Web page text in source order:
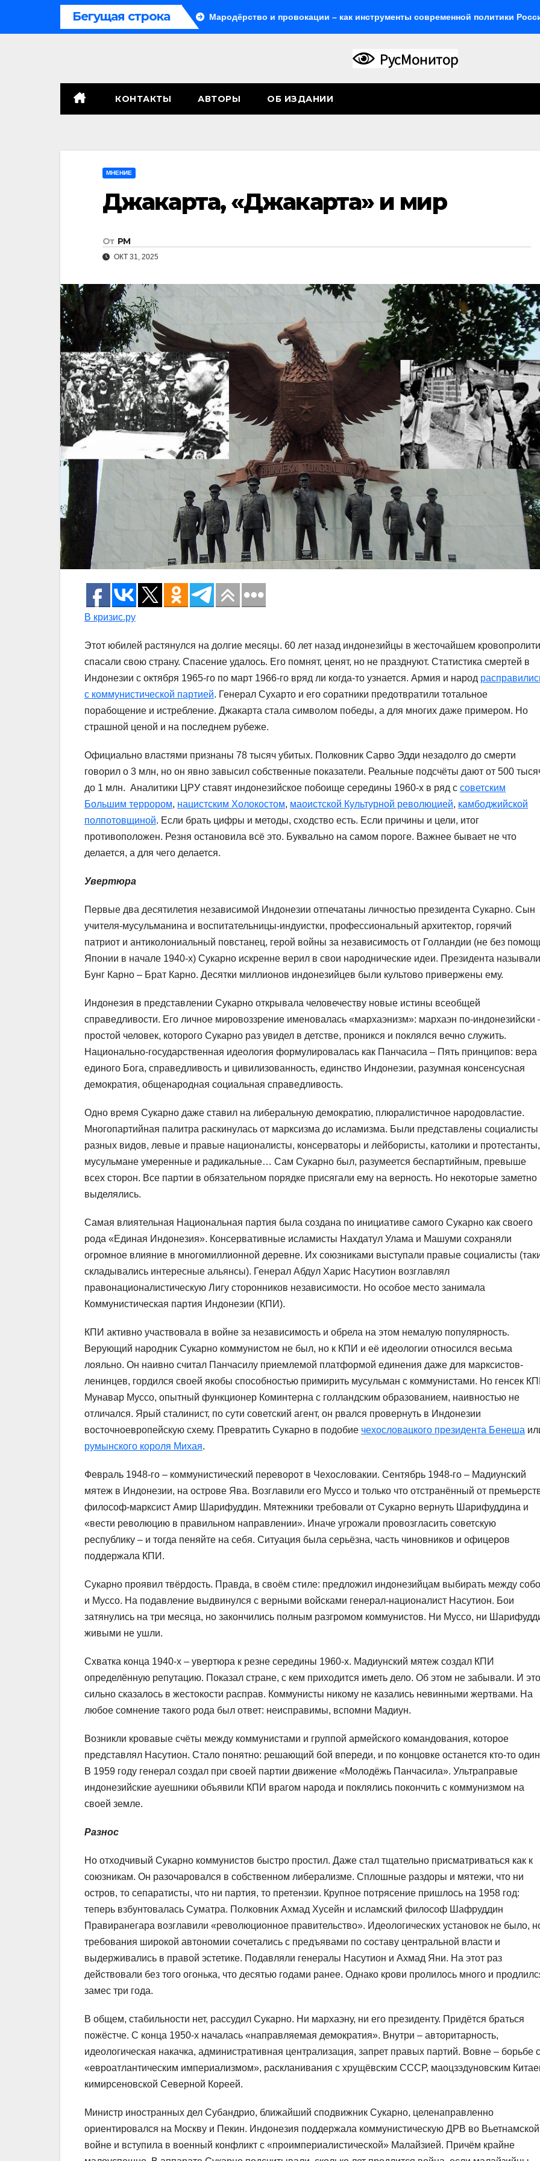
Бегущая строка
принимает по Грэму закон Мародёрство и провокации – как инструменты современной политики России
КОНТАКТЫ АВТОРЫ ОБ ИЗДАНИИ
МНЕНИЕ
Джакарта, «Джакарта» и мир
От РМ
ОКТ 31, 2025
В кризис.ру
Этот юбилей растянулся на долгие месяцы. 60 лет назад индонезийцы в жесточайшем
спасали свою страну. Спасение удалось. Его помнят, ценят, но не празднуют. Статистика смертей в
Индонезии с октября 1965-го по март 1966-го вряд ли когда-то узнается. Армия и народ
с коммунистической партией. Генерал Сухарто и его соратники предотвратили тотальное
порабощение и истребление. Джакарта стала символом победы, а для многих даже примером. Но
страшной ценой и на последнем рубеже.
Официально властями признаны 78 тысяч убитых. Полковник Сарво Эдди незадолго до смерти
говорил о 3 млн, но он явно завысил собственные показатели. Реальные подсчёты дают от 500
до 1 млн. Аналитики ЦРУ ставят индонезийское побоище середины 1960-х в ряд с советским
Большим террором, нацистским Холокостом, маоистской Культурной революцией, камбоджийской
полпотовщиной. Если брать цифры и методы, сходство есть. Если причины и цели, итог
противоположен. Резня остановила всё это. Буквально на самом пороге. Важнее бывает не что
делается, а для чего делается.
Увертюра
Первые два десятилетия независимой Индонезии отпечатаны личностью президента Сукарно. Сын
учителя-мусульманина и воспитательницы-индуистки, профессиональный архитектор, горячий
патриот и антиколониальный повстанец, герой войны за независимость от Голландии (не без
Японии в начале 1940-х) Сукарно искренне верил в свои народнические идеи. Президента называли
Бунг Карно – Брат Карно. Десятки миллионов индонезийцев были культово привержены ему.
Индонезия в представлении Сукарно открывала человечеству новые истины всеобщей
справедливости. Его личное мировоззрение именовалась «мархаэнизм»: мархаэн по-индонезийски
простой человек, которого Сукарно раз увидел в детстве, проникся и поклялся вечно служить.
Национально-государственная идеология формулировалась как Панчасила – Пять принципов: вера
единого Бога, справедливость и цивилизованность, единство Индонезии, разумная консенсусная
демократия, общенародная социальная справедливость.
Одно время Сукарно даже ставил на либеральную демократию, плюралистичное народовластие.
Многопартийная палитра раскинулась от марксизма до исламизма. Были представлены социалисты
разных видов, левые и правые националисты, консерваторы и лейбористы, католики и протестанты,
мусульмане умеренные и радикальные… Сам Сукарно был, разумеется беспартийным, превыше
всех сторон. Все партии в обязательном порядке присягали ему на верность. Но некоторые заметно
выделялись.
Самая влиятельная Национальная партия была создана по инициативе самого Сукарно как своего
рода «Единая Индонезия». Консервативные исламисты Нахдатул Улама и Машуми сохраняли
огромное влияние в многомиллионной деревне. Их союзниками выступали правые социалисты
складывались интересные альянсы). Генерал Абдул Харис Насутион возглавлял
правонационалистическую Лигу сторонников независимости. Но особое место занимала
Коммунистическая партия Индонезии (КПИ).
КПИ активно участвовала в войне за независимость и обрела на этом немалую популярность.
Верующий народник Сукарно коммунистом не был, но к КПИ и её идеологии относился весьма
лояльно. Он наивно считал Панчасилу приемлемой платформой единения даже для марксистов-
ленинцев, гордился своей якобы способностью примирить мусульман с коммунистами. Но генсек
Мунавар Муссо, опытный функционер Коминтерна с голландским образованием, наивностью не
отличался. Ярый сталинист, по сути советский агент, он рвался провернуть в Индонезии
восточноевропейскую схему. Превратить Сукарно в подобие чехословацкого президента Бенеша
румынского короля Михая.
Февраль 1948-го – коммунистический переворот в Чехословакии. Сентябрь 1948-го – Мадиунский
мятеж в Индонезии, на острове Ява. Возглавили его Муссо и только что отстранённый от
философ-марксист Амир Шарифуддин. Мятежники требовали от Сукарно вернуть Шарифуддина и
«вести революцию в правильном направлении». Иначе угрожали провозгласить советскую
республику – и тогда пеняйте на себя. Ситуация была серьёзна, часть чиновников и офицеров
поддержала КПИ.
Сукарно проявил твёрдость. Правда, в своём стиле: предложил индонезийцам выбирать между
и Муссо. На подавление выдвинулся с верными войсками генерал-националист Насутион. Бои
затянулись на три месяца, но закончились полным разгромом коммунистов. Ни Муссо, ни
живыми не ушли.
Схватка конца 1940-х – увертюра к резне середины 1960-х. Мадиунский мятеж создал КПИ
определённую репутацию. Показал стране, с кем приходится иметь дело. Об этом не забывали. И это
сильно сказалось в жестокости расправ. Коммунисты никому не казались невинными жертвами. На
любое сомнение такого рода был ответ: неисправимы, вспомни Мадиун.
Возникли кровавые счёты между коммунистами и группой армейского командования, которое
представлял Насутион. Стало понятно: решающий бой впереди, и по концовке останется кто-то
В 1959 году генерал создал при своей партии движение «Молодёжь Панчасила». Ультраправые
индонезийские ауешники объявили КПИ врагом народа и поклялись покончить с коммунизмом на
своей земле.
Разнос
Но отходчивый Сукарно коммунистов быстро простил. Даже стал тщательно присматриваться как к
союзникам. Он разочаровался в собственном либерализме. Сплошные раздоры и мятежи, что ни
остров, то сепаратисты, что ни партия, то претензии. Крупное потрясение пришлось на 1958 год:
теперь взбунтовалась Суматра. Полковник Ахмад Хусейн и исламский философ Шафруддин
Правиранегара возглавили «революционное правительство». Идеологических установок не было,
требования широкой автономии сочетались с предъявами по составу центральной власти и
выдерживались в правой эстетике. Подавляли генералы Насутион и Ахмад Яни. На этот раз
действовали без того огонька, что десятью годами ранее. Однако крови пролилось много и
замес три года.
В общем, стабильности нет, рассудил Сукарно. Ни мархаэну, ни его президенту. Придётся браться
пожёстче. С конца 1950-х началась «направляемая демократия». Внутри – авторитарность,
идеологическая накачка, административная централизация, запрет правых партий. Вовне – борьбе с
«евроатлантическим империализмом», раскланивания с хрущёвским СССР, маоцзэдуновским
кимирсеновской Северной Кореей.
Министр иностранных дел Субандрио, ближайший сподвижник Сукарно, целенаправленно
ориентировался на Москву и Пекин. Индонезия поддержала коммунистическую ДРВ во Вьетнамской
войне и вступила в военный конфликт с «проимпериалистической» Малайзией. Причём крайне